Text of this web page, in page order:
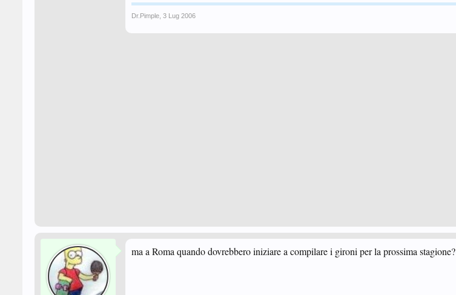
Dr.Pimple 3 Lug 2006
ma a Roma quando dovrebbero iniziare a compilare i gironi per la prossima stagione?